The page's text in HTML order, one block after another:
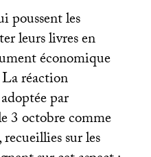
poussent les
leurs livres en
économique
réaction
par
3 octobre comme
sur les